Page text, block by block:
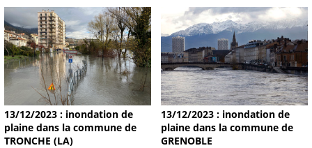
13/12/2023 : inondation de
plaine dans la commune de
TRONCHE (LA)
13/12/2023 : inondation de
plaine dans la commune de
GRENOBLE